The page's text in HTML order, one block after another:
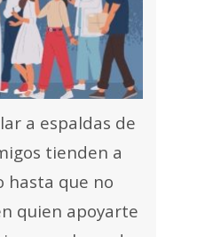
a espaldas de
tienden a
hasta que no
quien apoyarte